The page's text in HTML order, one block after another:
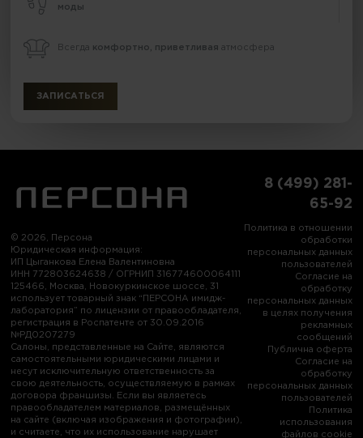
моды
Всегда комфортно, приветливая атмосфера
ЗАПИСАТЬСЯ
© 2026, Персона
Юридическая информация:
ИП Цыганкова Елена Валентиновна
ИНН 772803624638 / ОГРНИП 316774600064111
125466, Москва, Новокуркинское шоссе, 31
использует товарный знак “ПЕРСОНА имидж-
лаборатория” по лицензии от правообладателя,
регистрация в Роспатенте от 30.09.2016
№РД0207279
Салоны, представленные на Сайте, являются
самостоятельными юридическими лицами и
несут исключительную ответственность за
свою деятельность, осуществляемую в рамках
договора франшизы. Если вы являетесь
правообладателем материалов, размещённых
на сайте (включая изображения и фотографии),
и считаете, что их использование нарушает
8 (499) 281-
65-92
Политика в отношении
обработки
персональных данных
пользователей
Согласие на
обработку
персональных данных
в целях получения
рекламных
сообщений
Публична оферта
Согласие на
обработку
персональных данных
пользователей
Политика
использования
файлов cookie